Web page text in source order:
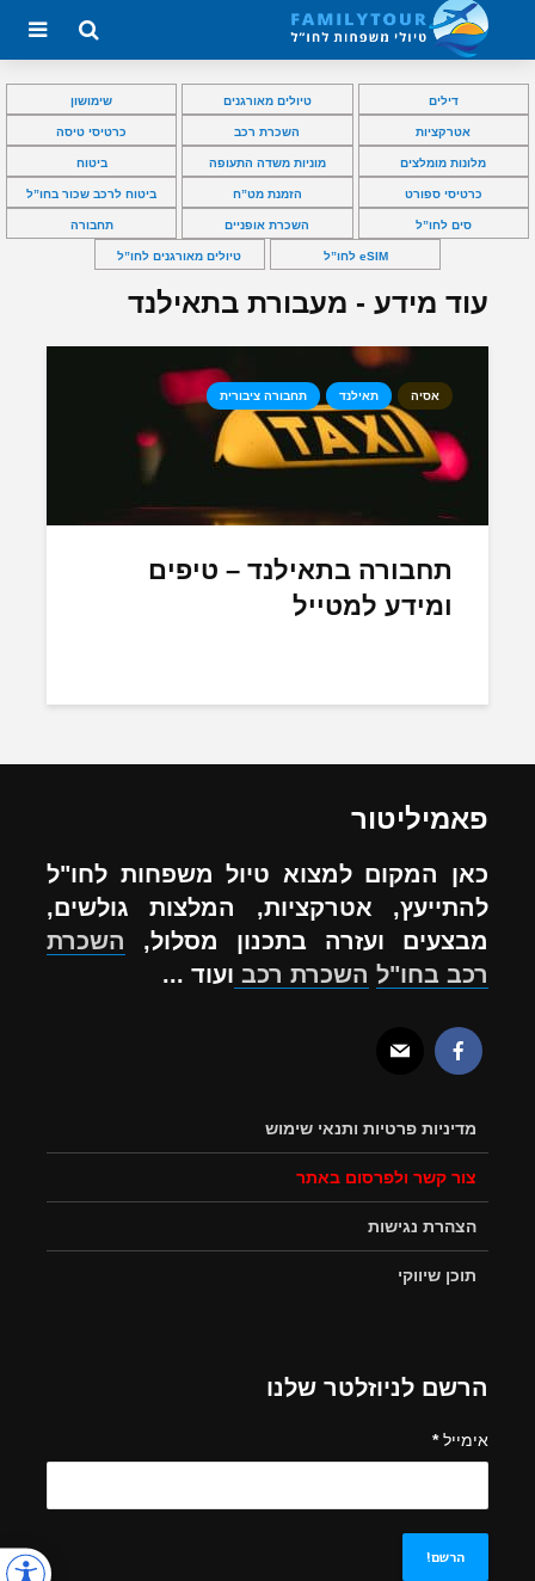
דילים טיולים מאורגנים שימושון
אטרקציות השכרת רכב כרטיסי טיסה
מלונות מומלצים מוניות משדה התעופה ביטוח
כרטיסי ספורט הזמנת מט”ח ביטוח לרכב שכור בחו”ל
סים לחו”ל השכרת אופניים תחבורה
eSIM לחו”ל טיולים מאורגנים לחו”ל
עוד מידע - מעבורת בתאילנד
אסיה תאילנד תחבורה ציבורית
תחבורה בתאילנד – טיפים
ומידע למטייל
פאמיליטור
כאן המקום למצוא טיול משפחות לחו"ל
להתייעץ, אטרקציות, המלצות גולשים,
מבצעים ועזרה בתכנון מסלול, השכרת
רכב בחו"ל השכרת רכב ועוד ...
מדיניות פרטיות ותנאי שימוש
צור קשר ולפרסום באתר
הצהרת נגישות
תוכן שיווקי
הרשם לניוזלטר שלנו
אימייל*